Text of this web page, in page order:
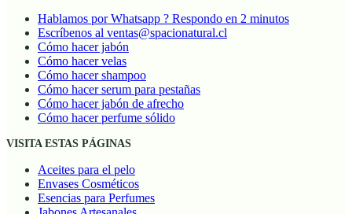
Hablamos por Whatsapp ? Respondo en 2 minutos
Escríbenos al ventas@spacionatural.cl
Cómo hacer jabón
Cómo hacer velas
Cómo hacer shampoo
Cómo hacer serum para pestañas
Cómo hacer jabón de afrecho
Cómo hacer perfume sólido
VISITA ESTAS PÁGINAS
Aceites para el pelo
Envases Cosméticos
Esencias para Perfumes